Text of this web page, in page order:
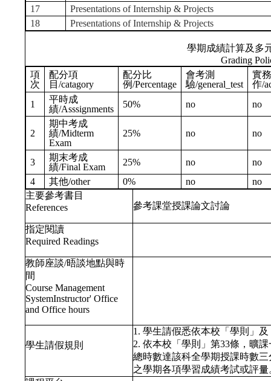
17
Presentations of Internship & Projects
18
Presentations of Internship & Projects
學期成績計算及多
Grading
項
次
配分項
目/catagory
配分比
例/Percentage
會考測
驗/general_test
實
作/
1
平時成
績/Asssignments
50% no no
2
期中考成
績/Midterm
Exam
25% no no
3
期末考成
績/Final Exam
25% no
no
4
其他/other 0% no
no
主要參考書目
References
參考課堂授課論文討論
指定閱讀
Required Readings
教師座談/晤談地點與時
間
Course Management
SystemInstructor' Office
and Office hours
學生請假規則
1. 學生請假悉依本校「學則」
2. 依本校「學則」第33條，曠
總時數達該科全學期授課時數
之學期各項學習成績考試或評量